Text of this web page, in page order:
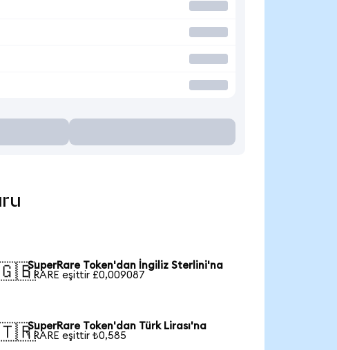
SuperRare Token'dan İngiliz Sterlini'na
1 RARE eşittir £0,009087
SuperRare Token'dan Türk Lirası'na
1 RARE eşittir ₺0,585